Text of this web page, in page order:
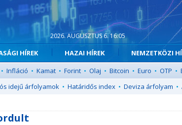
2026. AUGUSZTUS 6. 16:05
HÍREK HAZAI HÍREK NEMZETKÖZI
• Infláció • Kamat • Forint • Olaj • Bitcoin • Euro • OTP •
idejű árfolyamok • Határidős index • Deviza árfolyam •